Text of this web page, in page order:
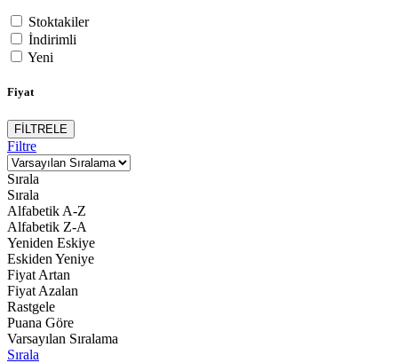
Stoktakiler
İndirimli
Yeni
Fiyat
FİLTRELE
Filtre
Sırala
Sırala
Alfabetik A-Z
Alfabetik Z-A
Yeniden Eskiye
Eskiden Yeniye
Fiyat Artan
Fiyat Azalan
Rastgele
Puana Göre
Varsayılan Sıralama
Sırala